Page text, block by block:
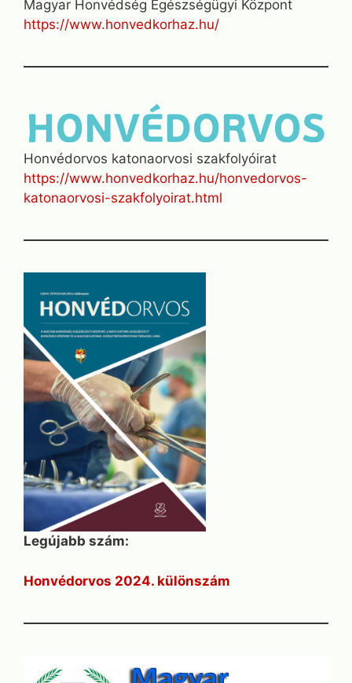
Magyar Honvédség Egészségügyi Központ
https://www.honvedkorhaz.hu/
Honvédorvos katonaorvosi szakfolyóirat
https://www.honvedkorhaz.hu/honvedorvos-
katonaorvosi-szakfolyoirat.html
Legújabb szám:
Honvédorvos 2024. különszám